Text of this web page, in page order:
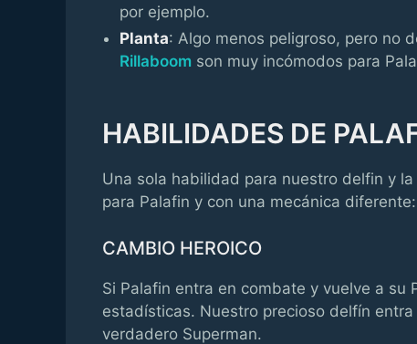
por ejemplo.
Planta: Algo menos peligroso, pero no
Rillaboom son muy incómodos para
HABILIDADES DE
Una sola habilidad para nuestro delfin y
para Palafin y con una mecánica diferente:
CAMBIO HEROICO
Si Palafin entra en combate y vuelve a su
estadísticas. Nuestro precioso delfín
verdadero Superman.